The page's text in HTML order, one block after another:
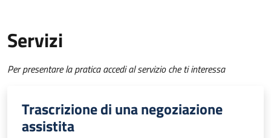
Servizi
Per presentare la pratica accedi al servizio che ti interessa
Trascrizione di una negoziazione
assistita